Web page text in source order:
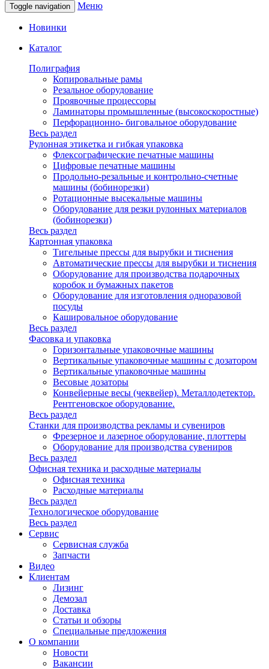
Toggle navigation Меню
Новинки
Каталог
Полиграфия
Копировальные рамы
Резальное оборудование
Проявочные процессоры
Ламинаторы промышленные (высокоскоростные)
Перфорационно- биговальное оборудование
Весь раздел
Рулонная этикетка и гибкая упаковка
Флексографические печатные машины
Цифровые печатные машины
Продольно-резальные и контрольно-счетные
машины (бобинорезки)
Ротационные высекальные машины
Оборудование для резки рулонных материалов
(бобинорезки)
Весь раздел
Картонная упаковка
Тигельные прессы для вырубки и тиснения
Автоматические прессы для вырубки и тиснения
Оборудование для производства подарочных
коробок и бумажных пакетов
Оборудование для изготовления одноразовой
посуды
Кашировальное оборудование
Весь раздел
Фасовка и упаковка
Горизонтальные упаковочные машины
Вертикальные упаковочные машины с дозатором
Вертикальные упаковочные машины
Весовые дозаторы
Конвейерные весы (чеквейер). Металлодетектор.
Рентгеновское оборудование.
Весь раздел
Станки для производства рекламы и сувениров
Фрезерное и лазерное оборудование, плоттеры
Оборудование для производства сувениров
Весь раздел
Офисная техника и расходные материалы
Офисная техника
Расходные материалы
Весь раздел
Технологическое оборудование
Весь раздел
Сервис
Сервисная служба
Запчасти
Видео
Клиентам
Лизинг
Демозал
Доставка
Статьи и обзоры
Специальные предложения
О компании
Новости
Вакансии